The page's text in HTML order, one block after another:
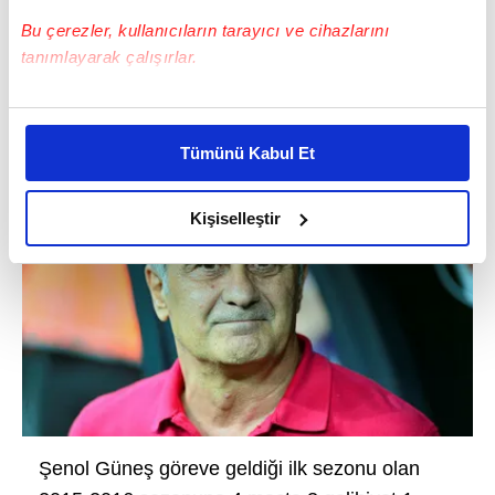
Bu çerezler, kullanıcıların tarayıcı ve cihazlarını
tanımlayarak çalışırlar.
Bu çerezlere izin vermeniz halinde sizlere özel
daha iyi reklam deneyimi yaşatabiliriz. Bunu yaparken
amacımızın size daha iyi bir reklam deneyimi sunmak
olduğunu ve sizlere en iyi içerikleri sunabilmek adına
elimizden gelen çabayı gösterdiğimizi ve bu noktada,
reklamların maliyetlerimizi karşılamak noktasında tek gelir
kalemimiz olduğunu sizlere hatırlatmak isteriz.
Her halükârda, kullanıcılar, bu çerezlere izin vermedikleri
takdirde, kullanıcılara hedefli reklamlar
gösterilmeyecektir."
Sitemizde kendimize ve üçüncü kişilere ait çerezler
Tümünü Kabul Et
Kişiselleştir
Şenol Güneş göreve geldiği ilk sezonu olan